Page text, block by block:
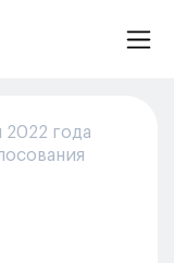
2022 года